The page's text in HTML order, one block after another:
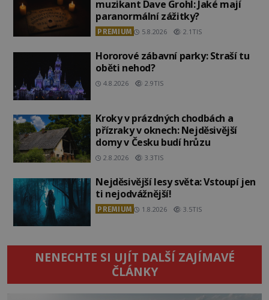
muzikant Dave Grohl: Jaké mají
paranormální zážitky?
PREMIUM 5.8.2026 2.1TIS
Hororové zábavní parky: Straší tu
oběti nehod?
4.8.2026 2.9TIS
Kroky v prázdných chodbách a
přízraky v oknech: Nejděsivější
domy v Česku budí hrůzu
2.8.2026 3.3TIS
Nejděsivější lesy světa: Vstoupí jen
ti nejodvážnější!
PREMIUM 1.8.2026 3.5TIS
NENECHTE SI UJÍT DALŠÍ ZAJÍMAVÉ
ČLÁNKY